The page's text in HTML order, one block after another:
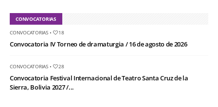
CONVOCATORIAS
CONVOCATORIAS• 18
Convocatoria IV Torneo de dramaturgia / 16 de agosto de 2026
CONVOCATORIAS• 28
Convocatoria Festival Internacional de Teatro Santa Cruz de la
Sierra, Bolivia 2027 /...